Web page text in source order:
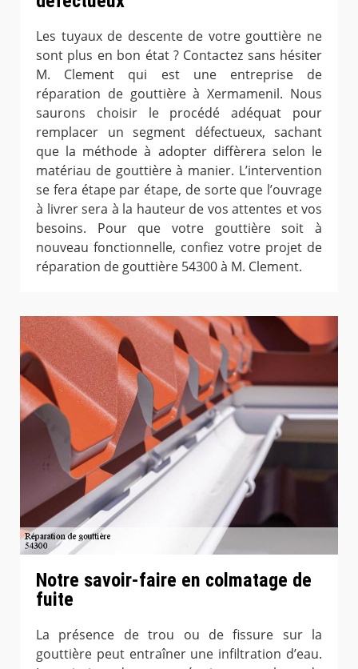
Les tuyaux de descente de votre gouttière ne
sont plus en bon état ? Contactez sans hésiter
M. Clement qui est une entreprise de
réparation de gouttière à Xermamenil. Nous
saurons choisir le procédé adéquat pour
remplacer un segment défectueux, sachant
que la méthode à adopter diffèrera selon le
matériau de gouttière à manier. L’intervention
se fera étape par étape, de sorte que l’ouvrage
à livrer sera à la hauteur de vos attentes et vos
besoins. Pour que votre gouttière soit à
nouveau fonctionnelle, confiez votre projet de
réparation de gouttière 54300 à M. Clement.
Notre savoir-faire en colmatage de
fuite
La présence de trou ou de fissure sur la
gouttière peut entraîner une infiltration d’eau.